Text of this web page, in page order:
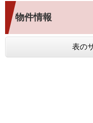
物件情報
表の